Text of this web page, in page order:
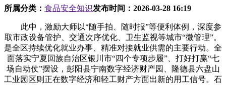
所属分类： 食品安全知识发布时间： 2026-03-28 16:19
此中，激励大师以“随手拍、随时报”等便利体例，深度参
取市政设备管护、交通次序优化、卫生监视等城市“微管理”。
是全区持续优化就业办事、精准对接就业供需的主要行动。全
面落实宁夏回族自治区银川市“四个专项步履”、打好打赢“七
场自动仗”摆设，彭阳县宁南数字经济财产园、隆德县六盘山
工业园区则正在数字经济和轻工财产方面出新的用工信号。石